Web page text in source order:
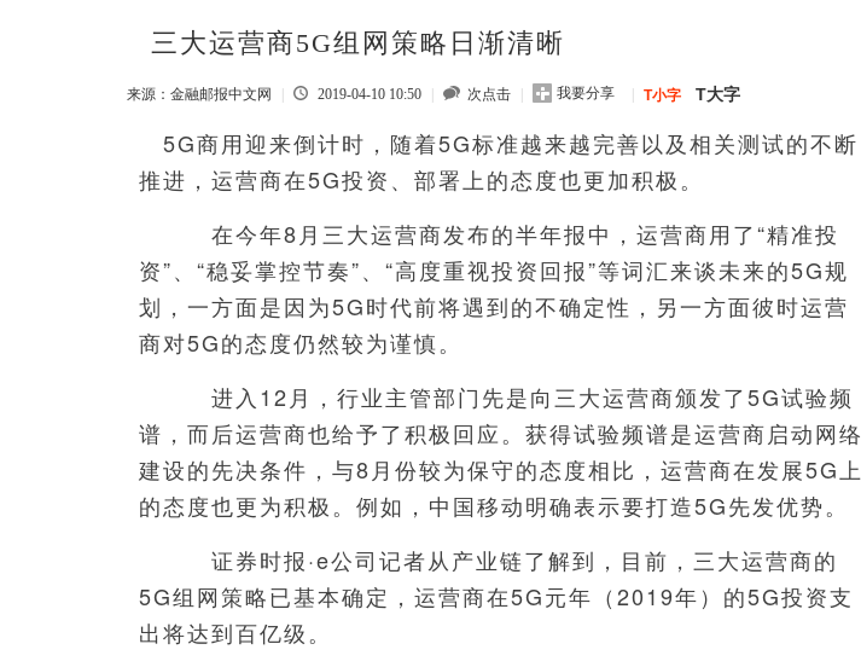
三大运营商5G组网策略日渐清晰
来源：金融邮报中文网 2019-04-10 10:50 次点击 我要分享 T小字 T大字
5G商用迎来倒计时，随着5G标准越来越完善以及相关测试的不断
推进，运营商在5G投资、部署上的态度也更加积极。
在今年8月三大运营商发布的半年报中，运营商用了“精准投
资”、“稳妥掌控节奏”、“高度重视投资回报”等词汇来谈未来的5G规
划，一方面是因为5G时代前将遇到的不确定性，另一方面彼时运营
商对5G的态度仍然较为谨慎。
进入12月，行业主管部门先是向三大运营商颁发了5G试验频
谱，而后运营商也给予了积极回应。获得试验频谱是运营商启动网络
建设的先决条件，与8月份较为保守的态度相比，运营商在发展5G上
的态度也更为积极。例如，中国移动明确表示要打造5G先发优势。
证券时报·e公司记者从产业链了解到，目前，三大运营商的
5G组网策略已基本确定，运营商在5G元年（2019年）的5G投资支
出将达到百亿级。